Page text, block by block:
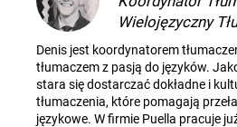
Wielojęzyczny
Denis jest koordynatorem
tłumaczem z pasją do języków.
stara się dostarczać dokładne i
tłumaczenia, które pomagają
językowe. W firmie Puella pracuje